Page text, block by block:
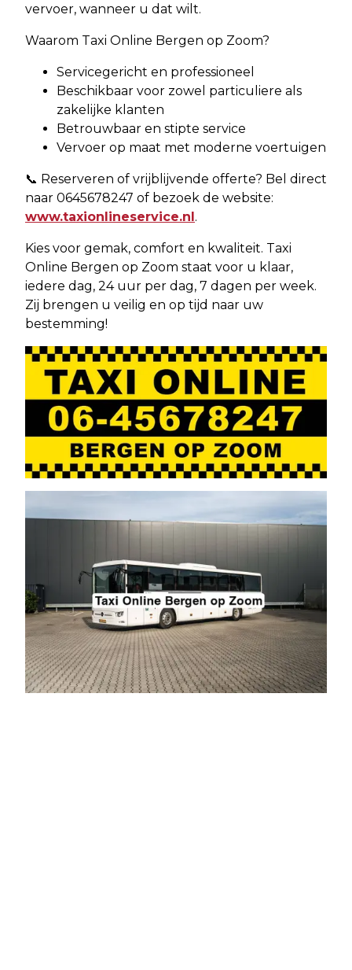
vervoer, wanneer u dat wilt.
Waarom Taxi Online Bergen op Zoom?
Servicegericht en professioneel
Beschikbaar voor zowel particuliere als
zakelijke klanten
Betrouwbaar en stipte service
Vervoer op maat met moderne voertuigen
📞 Reserveren of vrijblijvende offerte? Bel direct
naar 0645678247 of bezoek de website:
www.taxionlineservice.nl.
Kies voor gemak, comfort en kwaliteit. Taxi
Online Bergen op Zoom staat voor u klaar,
iedere dag, 24 uur per dag, 7 dagen per week.
Zij brengen u veilig en op tijd naar uw
bestemming!